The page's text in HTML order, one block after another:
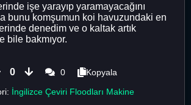
işe yarayıp yaramayacağını
bunu komşumun koi havuzundaki en
denedim ve o kaltak artık
bile bakmıyor.
0 0
Kopyala
İngilizce Çeviri Floodları Makine